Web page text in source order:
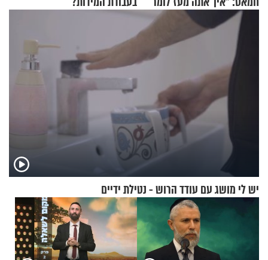
שלא ביצעתם פשעי מלחמה?!"
יש לי מושג עם עודד הרוש - נטילת ידיים